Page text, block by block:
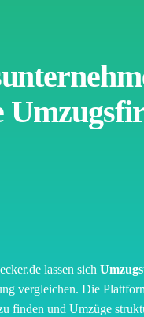
lassen sich
vergleichen. Die
finden und Umzüge